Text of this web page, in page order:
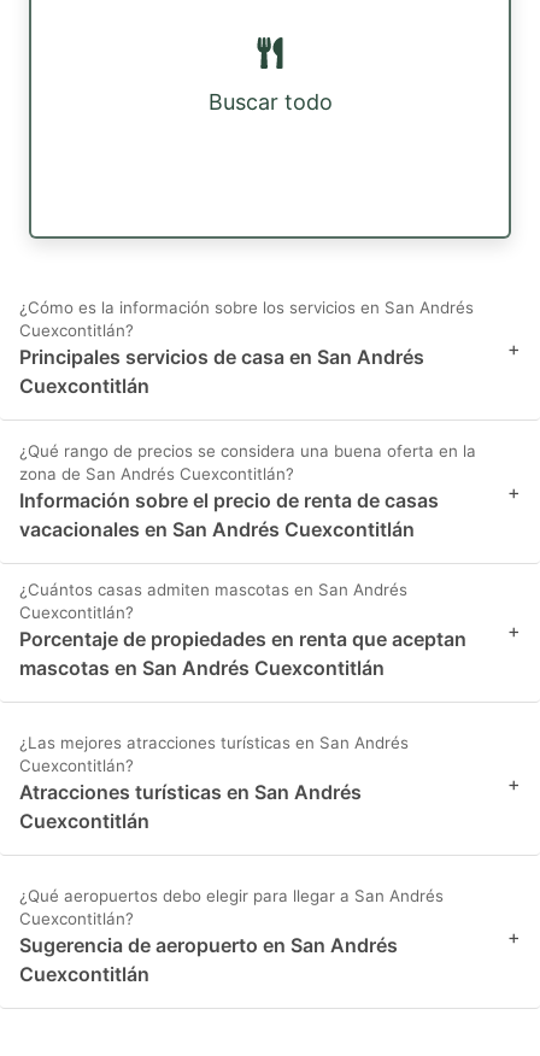
Buscar todo
¿Cómo es la información sobre los servicios en San Andrés
Cuexcontitlán?
Principales servicios de casa en San Andrés
Cuexcontitlán
+
¿Qué rango de precios se considera una buena oferta en la
zona de San Andrés Cuexcontitlán?
Información sobre el precio de renta de casas
vacacionales en San Andrés Cuexcontitlán
+
¿Cuántos casas admiten mascotas en San Andrés
Cuexcontitlán?
Porcentaje de propiedades en renta que aceptan
mascotas en San Andrés Cuexcontitlán
+
¿Las mejores atracciones turísticas en San Andrés
Cuexcontitlán?
Atracciones turísticas en San Andrés
Cuexcontitlán
+
¿Qué aeropuertos debo elegir para llegar a San Andrés
Cuexcontitlán?
Sugerencia de aeropuerto en San Andrés
Cuexcontitlán
+